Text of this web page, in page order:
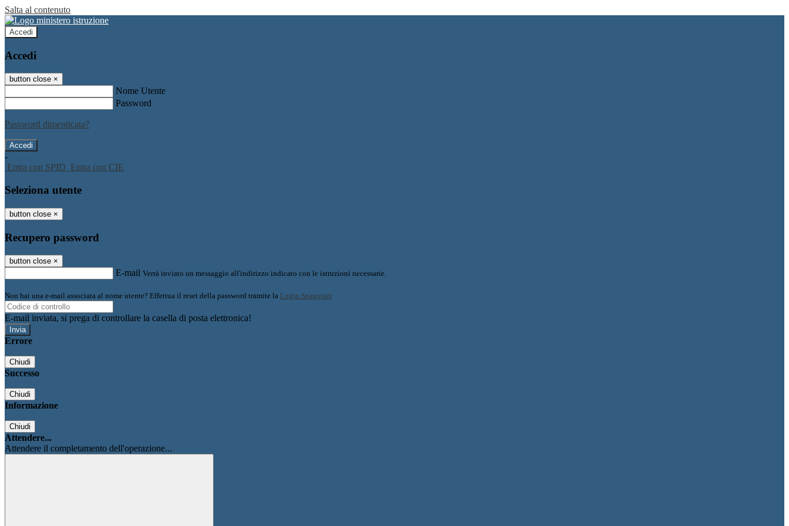
Salta al contenuto
Accedi
Accedi
button close ×
Nome Utente
Password
Password dimenticata?
-
Entra con SPID Entra con CIE
Seleziona utente
button close ×
Recupero password
button close ×
E-mail Verrà inviato un messaggio all'indirizzo indicato con le istruzioni necessarie.
Non hai una e-mail associata al nome utente? Effettua il reset della password tramite la Login Spaggiari
E-mail inviata, si prega di controllare la casella di posta elettronica!
Errore
Chiudi
Successo
Chiudi
Informazione
Chiudi
Attendere...
Attendere il completamento dell'operazione...